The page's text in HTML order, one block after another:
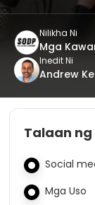
Nilikha Ni
Mga
Inedit Ni
Andrew
Talaan
Social
Mga Uso